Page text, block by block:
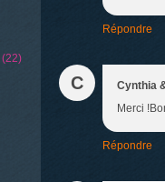
(22)
Répondre
C
Cynthia
Merci
Répondre